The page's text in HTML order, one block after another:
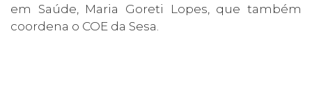
em Saúde, Maria Goreti Lopes, que também
coordena o COE da Sesa.